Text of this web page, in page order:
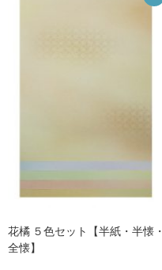
花橘 ５色セット【半紙・半懐・
全懐】